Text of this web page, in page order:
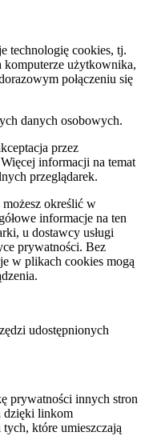
technologię cookies, tj.
komputerze użytkownika,
połączeniu się
danych osobowych.
przez
informacji na temat
przeglądarek.
określić w
informacje na ten
u dostawcy usługi
prywatności. Bez
w plikach cookies mogą
udostępnionych
prywatności innych stron
dzięki linkom
które umieszczają